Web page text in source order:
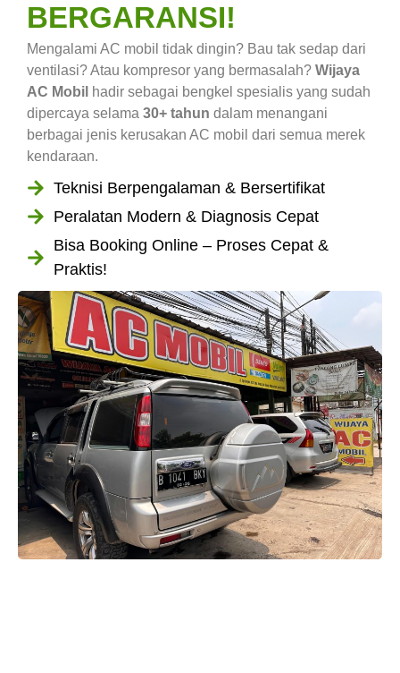
BERGARANSI!
Mengalami AC mobil tidak dingin? Bau tak sedap dari
ventilasi? Atau kompresor yang bermasalah? Wijaya
AC Mobil hadir sebagai bengkel spesialis yang sudah
dipercaya selama 30+ tahun dalam menangani
berbagai jenis kerusakan AC mobil dari semua merek
kendaraan.
Teknisi Berpengalaman & Bersertifikat
Peralatan Modern & Diagnosis Cepat
Bisa Booking Online – Proses Cepat &
Praktis!